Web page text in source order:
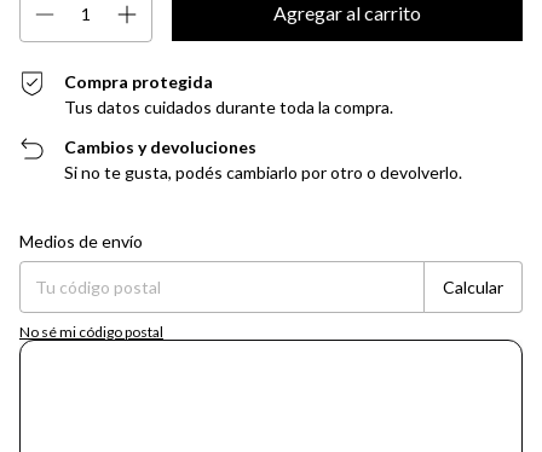
Compra protegida
Tus datos cuidados durante toda la compra.
Cambios y devoluciones
Si no te gusta, podés cambiarlo por otro o devolverlo.
Entregas para el CP:
Medios de envío
Calcular
No sé mi código postal